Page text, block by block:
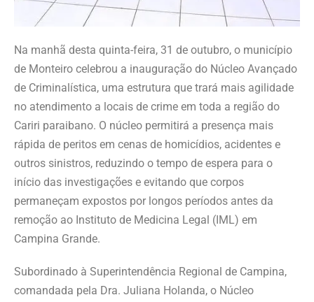
Na manhã desta quinta-feira, 31 de outubro, o município
de Monteiro celebrou a inauguração do Núcleo Avançado
de Criminalística, uma estrutura que trará mais agilidade
no atendimento a locais de crime em toda a região do
Cariri paraibano. O núcleo permitirá a presença mais
rápida de peritos em cenas de homicídios, acidentes e
outros sinistros, reduzindo o tempo de espera para o
início das investigações e evitando que corpos
permaneçam expostos por longos períodos antes da
remoção ao Instituto de Medicina Legal (IML) em
Campina Grande.
Subordinado à Superintendência Regional de Campina,
comandada pela Dra. Juliana Holanda, o Núcleo